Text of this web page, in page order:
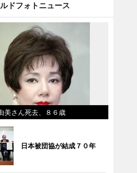
ドフォトニュース
美さん死去、８６歳
日本被団協が結成７０年